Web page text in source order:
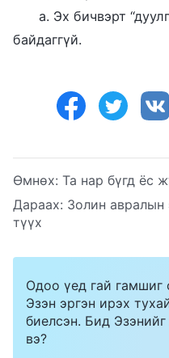
а. Эх бичвэрт
байдаггүй.
Өмнөх: Та нар бүгд ёс
Дараах: Золин
түүх
Одоо үед гай
Эзэн эргэн ирэх
биелсэн. Бид
вэ?